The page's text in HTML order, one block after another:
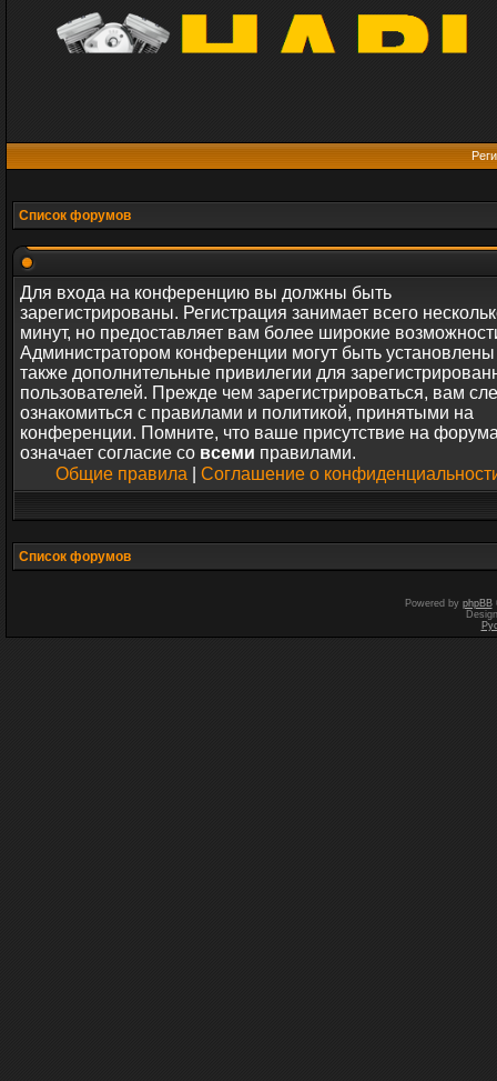
Список форумов
Для входа на конференцию вы должны быть
зарегистрированы. Регистрация занимает всего
минут, но предоставляет вам более широкие
Администратором конференции могут быть установлены
также дополнительные привилегии для
пользователей. Прежде чем зарегистрироваться, вам
ознакомиться с правилами и политикой, принятыми на
конференции. Помните, что ваше присутствие на
означает согласие со всеми правилами.
Общие правила
Соглашение о
Список форумов
Powered by phpBB